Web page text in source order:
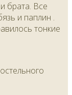
брата. Все
и паплин .
тонкие